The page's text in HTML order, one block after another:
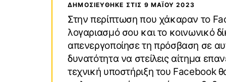
ΔΗΜΟΣΙΕΥΘΗΚΕ ΣΤΙΣ 9 ΜΑΪ́ΟΥ 2023
Στην περίπτωση που χάκαραν το
λογαριασμό σου και το κοινωνικό
απενεργοποίησε τη πρόσβαση σε
δυνατότητα να στείλεις αίτημα
τεχνική υποστήριξη του Facebook